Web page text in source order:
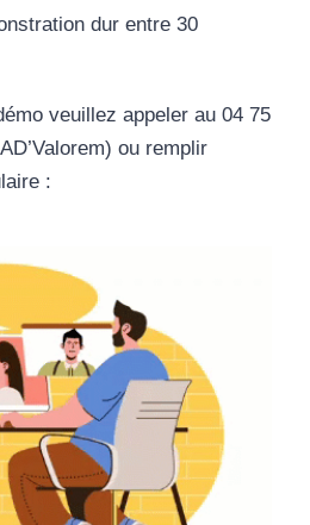
dur entre 30
veuillez appeler au 04 75
ou remplir
: